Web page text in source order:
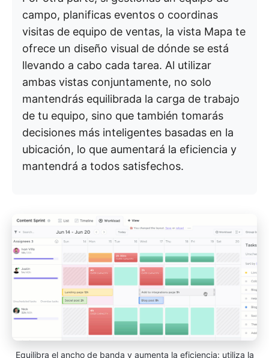
campo, planificas eventos o coordinas
visitas de equipo de ventas, la vista Mapa te
ofrece un diseño visual de dónde se está
llevando a cabo cada tarea. Al utilizar
ambas vistas conjuntamente, no solo
mantendrás equilibrada la carga de trabajo
de tu equipo, sino que también tomarás
decisiones más inteligentes basadas en la
ubicación, lo que aumentará la eficiencia y
mantendrá a todos satisfechos.
Equilibra el ancho de banda y aumenta la eficiencia: utiliza la